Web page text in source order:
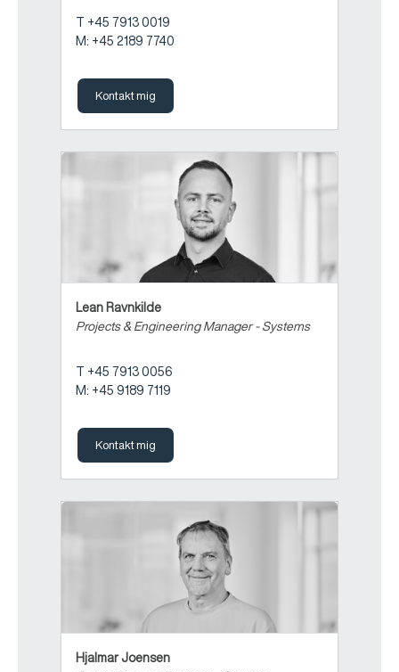
T +45 7913 0019
M: +45 2189 7740
Kontakt mig
Lean Ravnkilde
Projects & Engineering Manager - Systems
T +45 7913 0056
M: +45 9189 7119
Kontakt mig
Hjalmar Joensen